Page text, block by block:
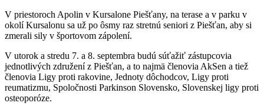
V priestoroch Apolin v Kursalone Piešťany, na terase a v parku v
okolí Kursalonu sa už po ôsmy raz stretnú seniori z Piešťan, aby si
zmerali sily v športovom zápolení.
V utorok a stredu 7. a 8. septembra budú súťažiť zástupcovia
jednotlivých združení z Piešťan, a to najmä členovia AkSen a tiež
členovia Ligy proti rakovine, Jednoty dôchodcov, Ligy proti
reumatizmu, Spoločnosti Parkinson Slovensko, Slovenskej ligy proti
osteoporóze.